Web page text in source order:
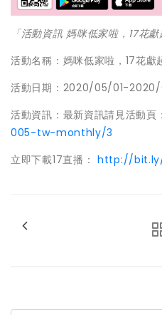
「活動資訊 媽咪低家啦，17花獻
活動名稱：媽咪低家啦，17花獻
活動日期：2020/05/01-2020/
活動資訊：最新資訊請見活動頁：
005-tw-monthly/3
立即下載17直播： http://